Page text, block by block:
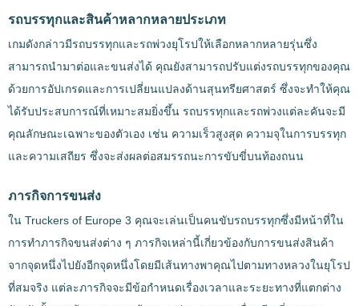
รถบรรทุกและสินค้าหลากหลายประเภท
เกมดังกล่าวมีรถบรรทุกและรถพ่วงยุโรปให้เลือกหลากหลายรุ่นซึ่ง
สามารถนำมาต่อและขนส่งได้ คุณยังสามารถปรับแต่งรถบรรทุกของคุณ
ด้วยการอัปเกรดและการเปลี่ยนแปลงด้านสุนทรียศาสตร์ ซึ่งจะทำให้คุณ
ได้รับประสบการณ์ที่เหมาะสมยิ่งขึ้น รถบรรทุกและรถพ่วงแต่ละคันจะมี
คุณลักษณะเฉพาะของตัวเอง เช่น ความเร็วสูงสุด ความจุในการบรรทุก
และความเสถียร ซึ่งจะส่งผลต่อสมรรถนะการขับขี่บนท้องถนน
ภารกิจการขนส่ง
ใน Truckers of Europe 3 คุณจะเล่นเป็นคนขับรถบรรทุกซึ่งมีหน้าที่ใน
การทำภารกิจขนส่งต่าง ๆ ภารกิจเหล่านี้เกี่ยวข้องกับการขนส่งสินค้า
จากจุดหนึ่งไปยังอีกจุดหนึ่งโดยมีเส้นทางพาคุณไปตามทางหลวงในยุโรป
ที่สมจริง แต่ละภารกิจจะมีข้อกำหนดเรื่องเวลาและระยะทางที่แตกต่าง